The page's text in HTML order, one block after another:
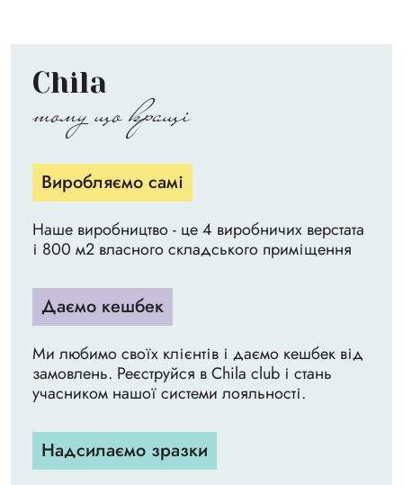
Chila
тому що кращі
Виробляємо самі
Наше виробництво - це 4 виробничих верстата
і 800 м2 власного складського приміщення
Даємо кешбек
Ми любимо своїх клієнтів і даємо кешбек від
замовлень. Реєструйся в Chila club і стань
учасником нашої системи лояльності.
Надсилаємо зразки